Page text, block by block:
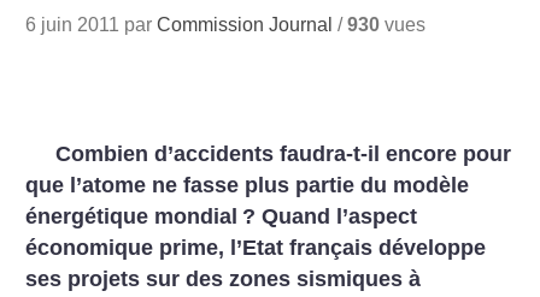
6 juin 2011 parCommission Journal /930 vues
Combien d’accidents faudra-t-il encore pour
que l’atome ne fasse plus partie du modèle
énergétique mondial ? Quand l’aspect
économique prime, l’Etat français développe
ses projets sur des zones sismiques à